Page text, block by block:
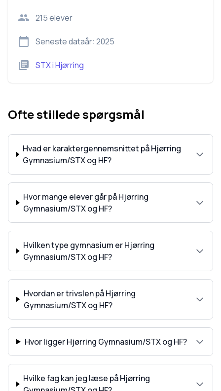
215elever
Seneste dataår: 2025
STXiHjørring
Ofte stillede spørgsmål
Hvad er karaktergennemsnittet på Hjørring
Gymnasium/STX og HF?
Hvor mange elever går på Hjørring
Gymnasium/STX og HF?
Hvilken type gymnasium er Hjørring
Gymnasium/STX og HF?
Hvordan er trivslen på Hjørring
Gymnasium/STX og HF?
Hvor ligger Hjørring Gymnasium/STX og HF?
Hvilke fag kan jeg læse på Hjørring